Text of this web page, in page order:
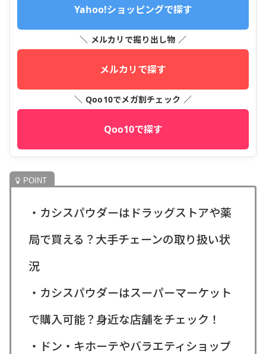
Yahoo!ショッピングで探す
＼ メルカリで掘り出し物 ／
メルカリで探す
＼ Qoo10でメガ割チェック ／
Qoo10で探す
・カシスパウダーはドラッグストアや薬
局で買える？大手チェーンの取り扱い状
況
・カシスパウダーはスーパーマーケット
で購入可能？身近な店舗をチェック！
・ドン・キホーテやバラエティショップ